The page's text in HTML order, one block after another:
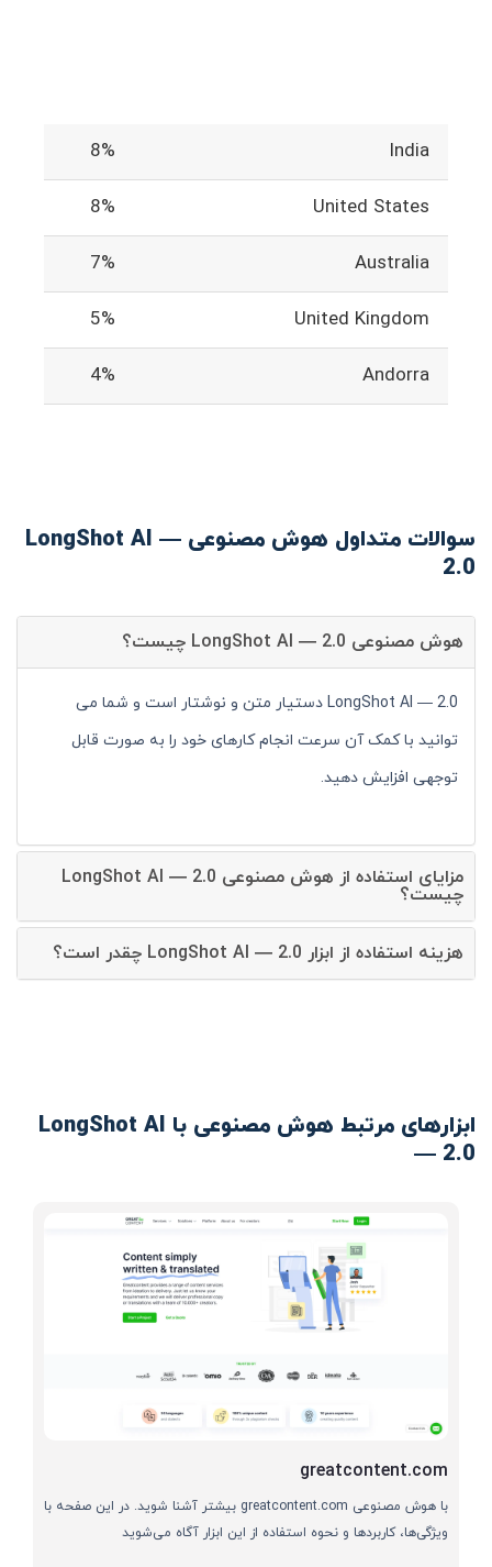
India
8%
United States
8%
Australia
7%
United Kingdom
5%
Andorra
4%
سوالات متداول هوش مصنوعی LongShot AI —
2.0
هوش مصنوعی LongShot AI — 2.0 چیست؟
LongShot AI — 2.0 دستیار متن و نوشتار است و شما می
توانید با کمک آن سرعت انجام کارهای خود را به صورت قابل
توجهی افزایش دهید.
مزایای استفاده از هوش مصنوعی LongShot AI — 2.0
چیست؟
هزینه استفاده از ابزار LongShot AI — 2.0 چقدر است؟
ابزارهای مرتبط هوش مصنوعی با LongShot AI
— 2.0
greatcontent.com
با هوش مصنوعی greatcontent.com بیشتر آشنا شوید. در این صفحه با
ویژگی‌ها، کاربردها و نحوه استفاده از این ابزار آگاه می‌شوید